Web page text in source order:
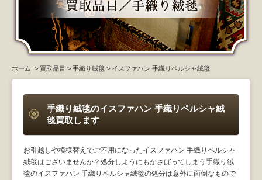
ホーム > 買取品目 > 手織り絨毯 > イスファハン 手織りペルシャ絨毯
手織り絨毯のイスファハン 手織りペルシャ絨
毯買取します
お引越しや模様替えでご不用になったイスファハン 手織りペルシャ
絨毯はございませんか？処分しようにもかさばってしまう手織り絨
毯のイスファハン 手織りペルシャ絨毯の処分は意外に面倒なもので